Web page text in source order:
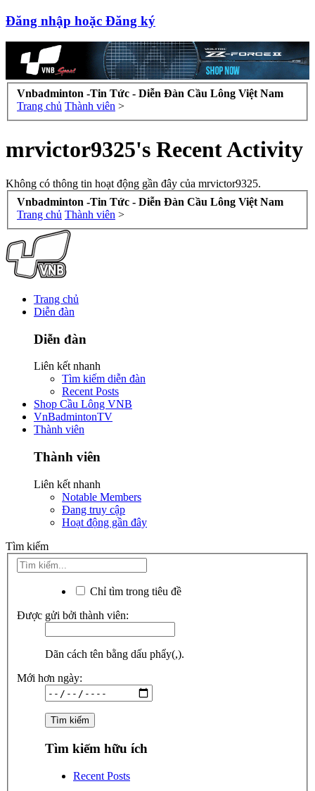
Đăng nhập hoặc Đăng ký
Vnbadminton -Tin Tức - Diễn Đàn Cầu Lông Việt Nam
Trang chủ Thành viên >
mrvictor9325's Recent Activity
Không có thông tin hoạt động gần đây của mrvictor9325.
Vnbadminton -Tin Tức - Diễn Đàn Cầu Lông Việt Nam
Trang chủ Thành viên >
Trang chủ
Diễn đàn
Diễn đàn
Liên kết nhanh
Tìm kiếm diễn đàn
Recent Posts
Shop Cầu Lông VNB
VnBadmintonTV
Thành viên
Thành viên
Liên kết nhanh
Notable Members
Đang truy cập
Hoạt động gần đây
Tìm kiếm
Chỉ tìm trong tiêu đề
Được gửi bởi thành viên:
Dãn cách tên bằng dấu phẩy(,).
Mới hơn ngày:
Tìm kiếm hữu ích
Recent Posts